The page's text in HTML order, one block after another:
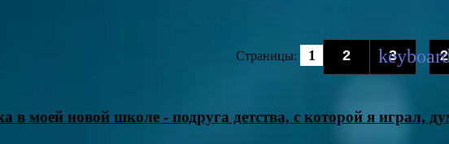
Страницы: 1 2 3 ...
в моей новой школе - подруга детства, с которой я играл,